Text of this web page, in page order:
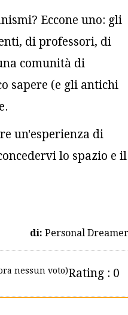
Eccone uno: gli
di professori, di
comunità di
sapere (e gli antichi
un'esperienza di
lo spazio e il
di: Personal Dreamer
Rating : 0
nessun voto)